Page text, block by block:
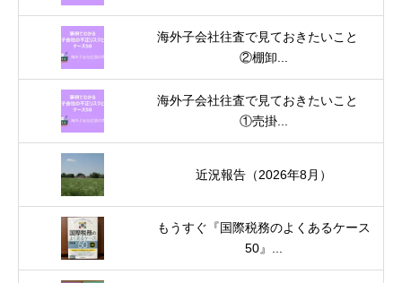
海外子会社往査で見ておきたいこと
②棚卸...
海外子会社往査で見ておきたいこと
①売掛...
近況報告（2026年8月）
もうすぐ『国際税務のよくあるケース
50』...